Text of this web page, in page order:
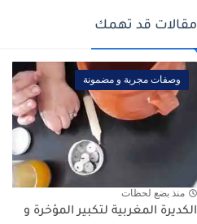
مقالات قد تهمك
وصفات مجربة و مضمونة
منذ بضع لحظات
الكديرة المغربية لتكبير المؤخرة و